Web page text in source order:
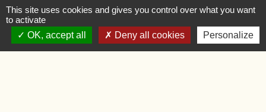
09:00 - 12:00 13:30 - 17:00
Accueil du public
Lundi09:00 - 12:00
This site uses cookies and gives you control over what you want
to activate
OK, accept all
Deny all cookies Personalize